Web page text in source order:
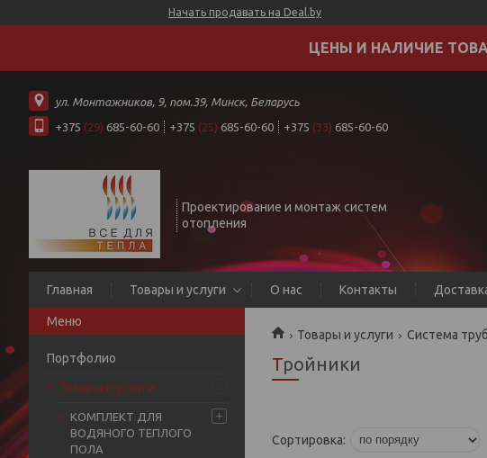
Начать продавать на Deal.by
ЦЕНЫ И НАЛИЧИЕ
ул. Монтажников, 9, пом.39, Минск, Беларусь
+375 (29) 685-60-60 +375 (25) 685-60-60 +375 (33) 685-60-60
Проектирование и монтаж систем
отопления
Главная Товары и услуги О нас Контакты
Портфолио
Товары и услуги
КОМПЛЕКТ ДЛЯ
ВОДЯНОГО ТЕПЛОГО
ПОЛА
Товары и услуги Система
Тройники